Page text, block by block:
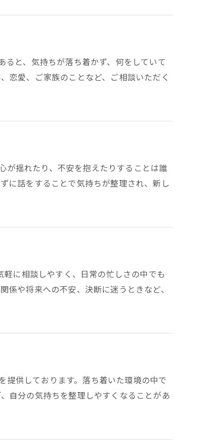
ると、気持ちが落ち着かず、何をしていて
恋愛、ご家族のことなど、ご相談いただく
が揺れたり、不安を抱えたりすることは誰
に話をすることで気持ちが整理され、新し
軽に相談しやすく、日常の忙しさの中でも
係や将来への不安、決断に迷うときなど、
提供しております。落ち着いた環境の中で
自分の気持ちを整理しやすくなることがあ